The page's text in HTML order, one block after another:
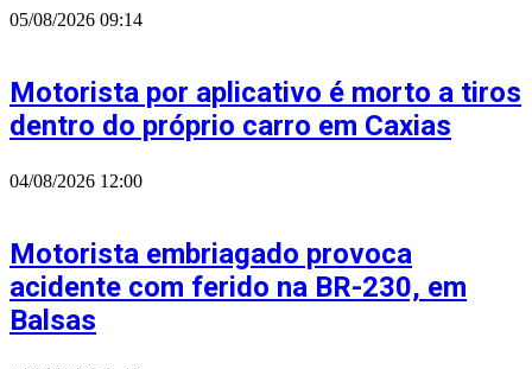
05/08/2026 09:14
Motorista por aplicativo é morto a tiros
dentro do próprio carro em Caxias
04/08/2026 12:00
Motorista embriagado provoca
acidente com ferido na BR-230, em
Balsas